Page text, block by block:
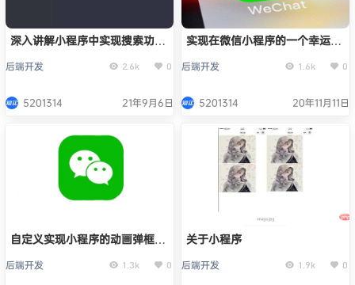
深入讲解小程序中实现搜索功能
后端开发 2.6k 0
5201314 21年9月6日
实现在微信小程序的一个幸运转
后端开发 1.6k 0
5201314 20年11月11日
自定义实现小程序的动画弹框/
后端开发 1.3k 0
关于小程序
后端开发 1.9k 0